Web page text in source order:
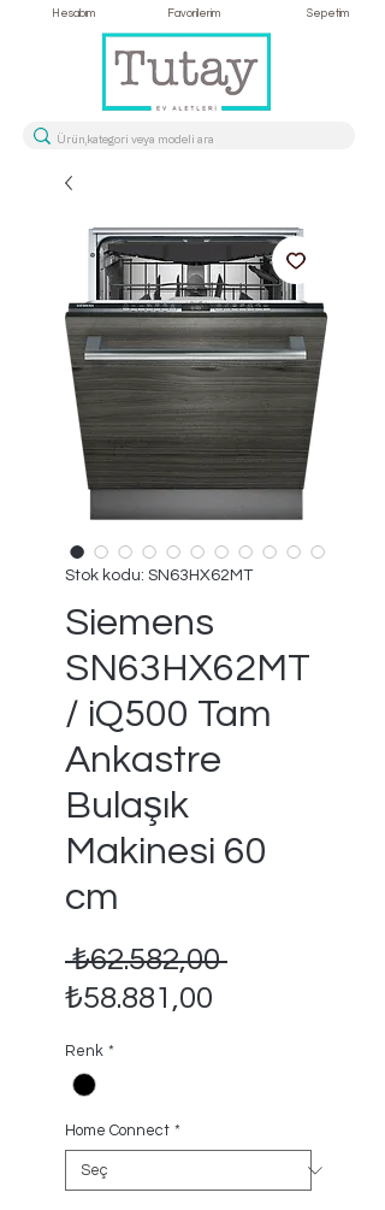
Hesabım Favorilerim Sepetim
Stok kodu: SN63HX62MT
Siemens
SN63HX62MT
/ iQ500 Tam
Ankastre
Bulaşık
Makinesi 60
cm
₺62.582,00 Normal
₺58.881,00
Renk *
Home Connect *